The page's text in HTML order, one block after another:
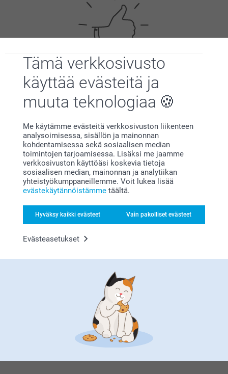
Tämä verkkosivusto
käyttää evästeitä ja
muuta teknologiaa
Me käytämme evästeitä verkkosivuston liikenteen
analysoimisessa, sisällön ja mainonnan
kohdentamisessa sekä sosiaalisen median
toimintojen tarjoamisessa. Lisäksi me jaamme
verkkosivuston käyttöäsi koskevia tietoja
sosiaalisen median, mainonnan ja analytiikan
yhteistyökumppaneillemme. Voit lukea lisää
evästekäytännöistämme täältä.
Hyväksy kaikki evästeet Vain pakolliset evästeet
Evästeasetukset
Tyytyväisyystakuu
Bonusta kaikista tilauksista
Etsitkö inspiraatiota?
Olemme täällä sinun vuoksesi